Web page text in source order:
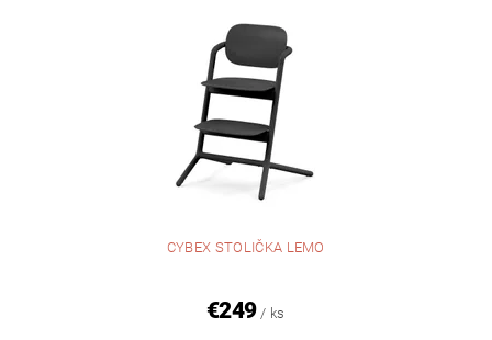
CYBEX STOLIČKA LEMO
€249 / ks